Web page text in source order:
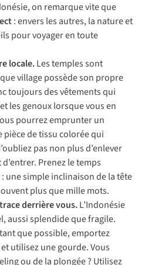
on remarque vite que
: envers les autres, la nature et
pour voyager en toute
locale.Les temples sont
village possède son propre
toujours des vêtements qui
les genoux lorsque vous en
pourrez emprunter un
pièce de tissu colorée qui
pas non plus d’enlever
Prenez le temps
une simple inclinaison de la tête
plus que mille mots.
derrière vous.L’Indonésie
aussi splendide que fragile.
que possible, emportez
utilisez une gourde. Vous
ou de la plongée ? Utilisez